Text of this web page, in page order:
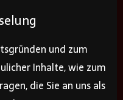
und zum
Inhalte, wie zum
die Sie an uns als